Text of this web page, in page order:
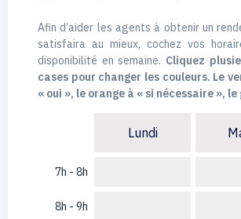
Afin d’aider les agents à obtenir un
satisfaira au mieux, cochez vos
disponibilité en semaine. Cliquez
cases pour changer les couleurs. Le
« oui », le orange à « si nécessaire », le
7h - 8h
8h - 9h
Lundi